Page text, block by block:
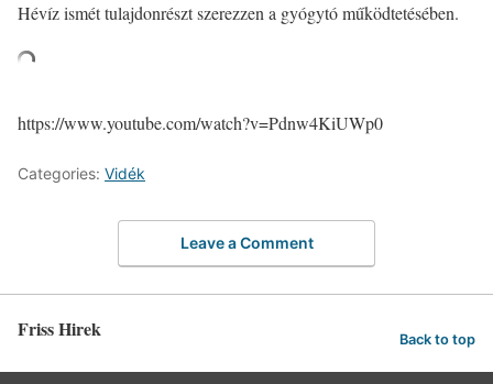
Hévíz ismét tulajdonrészt szerezzen a gyógytó működtetésében.
https://www.youtube.com/watch?v=Pdnw4KiUWp0
Categories: Vidék
Leave a Comment
Friss Hirek Back to top